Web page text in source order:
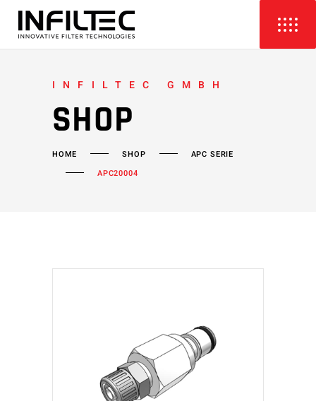
INFILTEC GMBH
SHOP
HOME SHOP
APC SERIE
APC20004